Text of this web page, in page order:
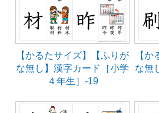
【かるたサイズ】【ふりが
な無し】漢字カード［小学
４年生］-19
【
な無